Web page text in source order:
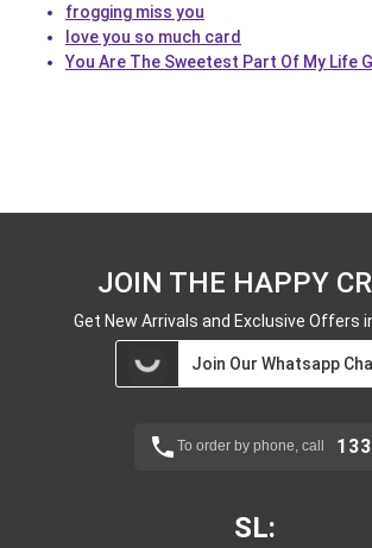
frogging miss you
love you so much card
You Are The Sweetest Part Of My Life
JOIN THE HAPPY
Get New Arrivals and Exclusive Offers
Join Our Whatsapp
To order by phone, call
SL: